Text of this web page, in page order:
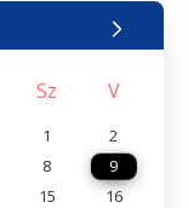
Sz
V
1
2
8
9
15
16